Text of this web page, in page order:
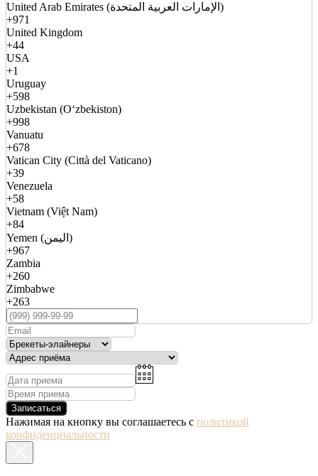
United Arab Emirates (الإمارات العربية المتحدة)
+971
United Kingdom
+44
USA
+1
Uruguay
+598
Uzbekistan (Oʻzbekiston)
+998
Vanuatu
+678
Vatican City (Città del Vaticano)
+39
Venezuela
+58
Vietnam (Việt Nam)
+84
Yemen (اليمن)
+967
Zambia
+260
Zimbabwe
+263
Записаться
Нажимая на кнопку вы соглашаетесь с политикой
конфиденциальности